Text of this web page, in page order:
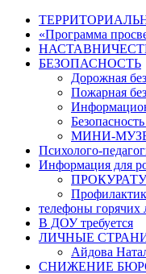
«Программа
БЕЗОПАСНОСТЬ
Дорожная
Пожарная
МИНИ-
Психолого-
Информация для
телефоны
В ДОУ требуется
ЛИЧНЫЕ
Айдова
СНИЖЕНИЕ